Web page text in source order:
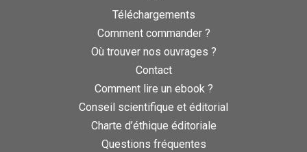
Téléchargements
Comment commander ?
Où trouver nos ouvrages ?
Contact
Comment lire un ebook ?
Conseil scientifique et éditorial
Charte d’éthique éditoriale
Questions fréquentes